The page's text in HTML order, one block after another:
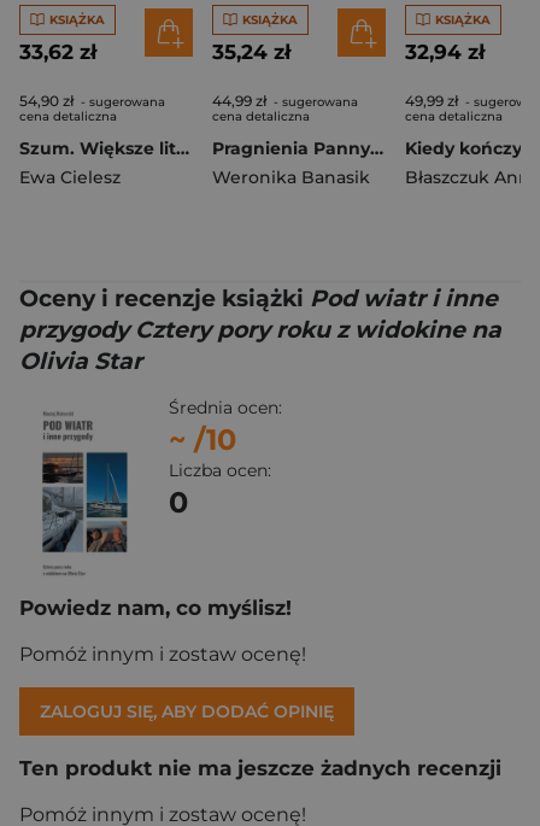
KSIĄŻKA
33,62 zł
54,90 zł - sugerowana
cena detaliczna
Szum. Większe litery
Ewa Cielesz
KSIĄŻKA
35,24 zł
44,99 zł - sugerowana
cena detaliczna
Pragnienia Panny Julii
Weronika Banasik
KSIĄŻKA
32,94 zł
49,99 zł -
cena detaliczna
Błaszczuk Anna
Oceny i recenzje książki Pod wiatr i inne
przygody Cztery pory roku z widokine na
Olivia Star
Średnia ocen:
~ /10
Liczba ocen:
0
Powiedz nam, co myślisz!
Pomóż innym i zostaw ocenę!
ZALOGUJ SIĘ, ABY DODAĆ OPINIĘ
Ten produkt nie ma jeszcze żadnych recenzji
Pomóż innym i zostaw ocenę!